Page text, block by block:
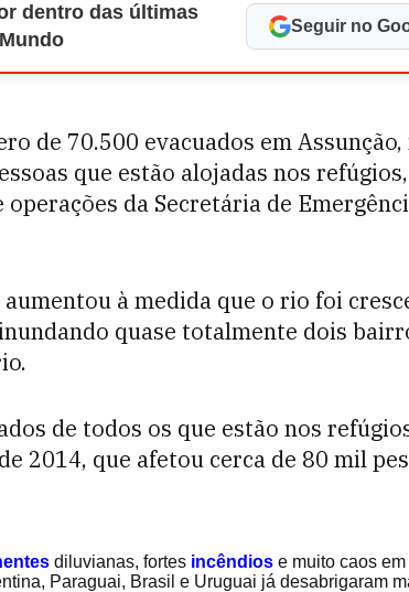
dentro das últimas
Seguir no
de 70.500 evacuados em Assunção,
que estão alojadas nos
da Secretária de
à medida que o rio foi
quase totalmente dois
de todos os que estão nos
2014, que afetou cerca de 80 mil
diluvianas, fortes incêndios e muito caos
Paraguai, Brasil e Uruguai já desabrigaram